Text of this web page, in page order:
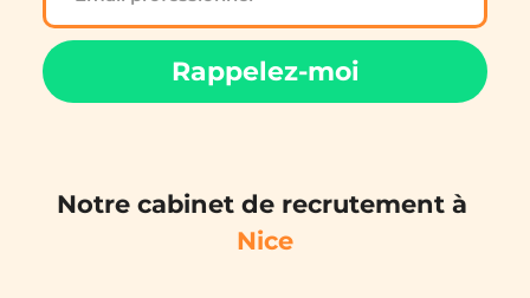
Notre cabinet de recrutement à
Nice
Rappelez-moi